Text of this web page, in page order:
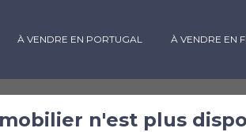
À VENDRE EN PORTUGAL À VENDRE EN
n'est plus